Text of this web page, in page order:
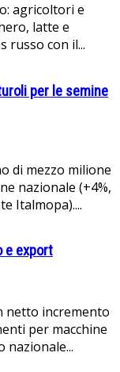
agricoltori e
latte e
russo con il...
per le semine
di mezzo milione
nazionale (+4%,
Italmopa)....
e export
netto incremento
per macchine
nazionale...